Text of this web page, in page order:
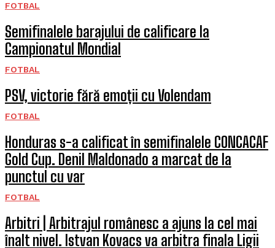
FOTBAL
Semifinalele barajului de calificare la
Campionatul Mondial
FOTBAL
PSV, victorie fără emoții cu Volendam
FOTBAL
Honduras s-a calificat în semifinalele CONCACAF
Gold Cup. Denil Maldonado a marcat de la
punctul cu var
FOTBAL
Arbitri | Arbitrajul românesc a ajuns la cel mai
înalt nivel. Istvan Kovacs va arbitra finala Ligii